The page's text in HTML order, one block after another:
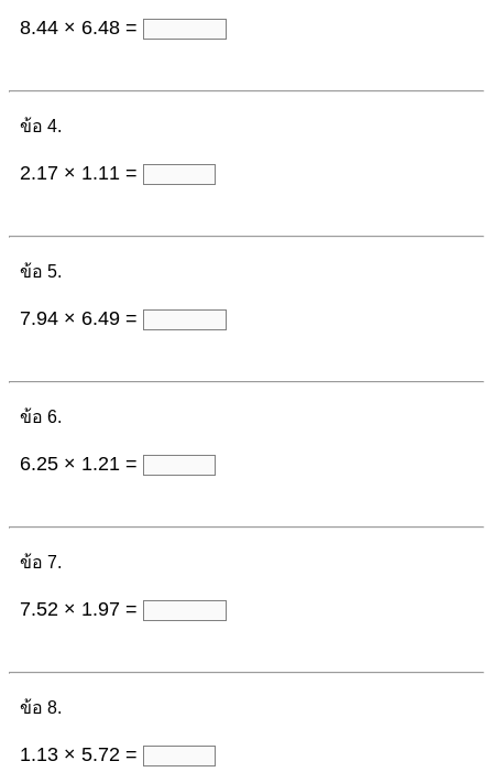
8.44 × 6.48 =
ข้อ 4.
2.17 × 1.11 =
ข้อ 5.
7.94 × 6.49 =
ข้อ 6.
6.25 × 1.21 =
ข้อ 7.
7.52 × 1.97 =
ข้อ 8.
1.13 × 5.72 =